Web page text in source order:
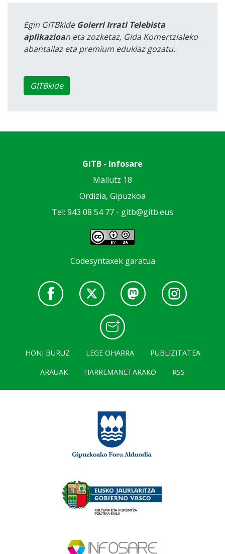
Egin GITBkide Goierri Irrati Telebista
aplikazioan eta zozketaz, Gida Komertzialeko
abantailaz eta premium edukiaz gozatu.
GITBkide
GiTB - Infosare
Mallutz 18
Ordizia, Gipuzkoa
Tel: 943 08 54 77 - gitb@gitb.eus
Codesyntaxek garatua
HONI BURUZ LEGE OHARRA
PUBLIZITATEA
ARAUAK
HARREMANETARAKO RSS